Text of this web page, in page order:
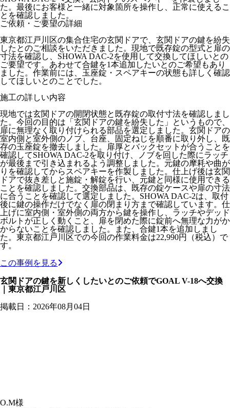
た。最後にお客様と一緒に対象箇所を操作し、正常に使えるこ
とを確認しました。
ご依頼・ご要望の詳細
東京都江戸川区の集合住宅の玄関ドアで、玄関ドアの鍵を紛失
したとのご相談をいただきました。現地で既存錠の型式と扉の
寸法を確認し、SHOWA DAC-2を使用して交換してほしいとの
ご要望です。あわせて合鍵を1本追加したいとのご希望もあり
ました。作業前には、玉座錠・スペアキーの状態も詳しく確認
してほしいとのことでした。
施工の詳しい内容
現地では玄関ドアの開閉状態と既存錠の取付寸法を確認しまし
た。今回の目的は「玄関ドアの鍵を紛失した」というもので、
扉に無理なく取り付けられる部品を選定しました。玄関ドアの
室内側と室外側のノブ、台座、固定ねじを順番に取り外し、既
存の玉座錠を撤去しました。扉厚とバックセットが合うことを
確認してSHOWA DAC-2を取り付け、ノブを回した際にラッチ
が最後まで引き込まれるよう調整しました。元鍵の摩耗や曲が
りを確認してからスペアキーを作製しました。仕上げ後は玄関
ドアで抜き差しと施錠・解錠を行い、元鍵と同様に使用できる
ことを確認しました。交換部品は、既存の錠ケースや扉の寸法
に合うことを確認して選定しました。SHOWA DAC-2は、取付
後に鍵の操作だけでなく扉の閉まり方まで確認しています。仕
上げに室内側・室外側の両方から鍵を操作し、ラッチやデッド
ボルトが正しく動くこと、扉を閉めた際に錠前へ無理な力がか
からないことを確認しました。また、合鍵1本を追加しまし
た。東京都江戸川区での今回の作業料金は22,990円（税込）で
す。
この事例を見る
玄関ドアの鍵を新しくしたいとのご依頼でGOAL V-18へ交換
｜東京都江戸川区
掲載日：2026年08月04日
O.M様